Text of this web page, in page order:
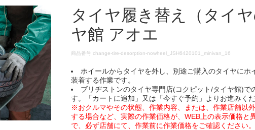
タイヤ履き替え（タイ
ヤ館 アオエ
DETAILS
商品番号change-tire-desorption-nowheel_JSH6420101_minivan_16
ホイールからタイヤを外し、別途ご購入のタイヤにホ
装着する作業です。
ブリヂストンのタイヤ専門店(コクピット/タイヤ館)で
す。「カートに追加」又は「今すぐ予約」よりお進みくだ
※おクルマやその状態、作業内容、または、作業店舗以
する場合など、実際の作業価格が、WEB上の表示価格と
で、必ず店舗にて、作業前に作業価格をご確認ください。